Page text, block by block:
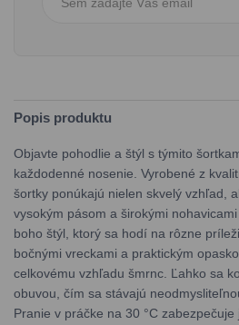
Popis produktu
Objavte pohodlie a štýl s týmito
každodenné nosenie. Vyrobené z
šortky ponúkajú nielen skvelý vzhľad,
vysokým pásom a širokými
boho štýl, ktorý sa hodí na rôzne
bočnými vreckami a praktickým
celkovému vzhľadu šmrnc. Ľahko sa
obuvou, čím sa stávajú
Pranie v práčke na 30 °C zabezpečuje